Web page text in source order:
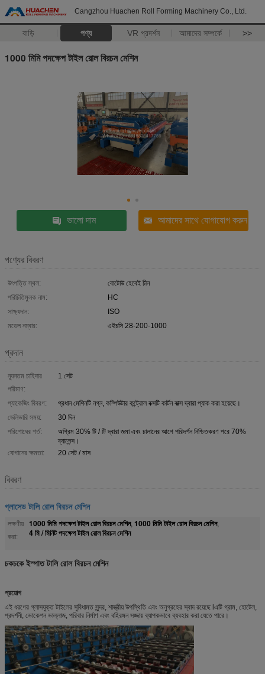
Cangzhou Huachen Roll Forming Machinery Co., Ltd.
বাড়ি পণ্য VR প্রদর্শন আমাদের সম্পর্কে >>
1000 মিমি পদক্ষেপ টাইল রোল বিরচন মেশিন
ভালো দাম আমাদের সাথে যোগাযোগ করুন
পণ্যের বিবরণ
উৎপত্তি স্থল:
বোটোউ হেবেই চীন
পরিচিতিমুলক নাম:
HC
সাক্ষ্যদান:
ISO
মডেল নম্বার:
এইচসি 28-200-1000
প্রদান
ন্যূনতম চাহিদার
পরিমাণ:
1 সেট
প্যাকেজিং বিবরণ:
প্রধান মেশিনটি নগ্ন, কম্পিউটার কন্ট্রোল বক্সটি কার্টন বাক্স দ্বারা প্যাক করা হয়েছে।
ডেলিভারি সময়:
30 দিন
পরিশোধের শর্ত:
অগ্রিম 30% টি / টি দ্বারা জমা এবং চালানের আগে পরিদর্শন নিশ্চিতকরণ পরে 70%
ব্যালেন্স।
যোগানের ক্ষমতা:
20 সেট / মাস
বিবরণ
গ্লাসেড টালি রোল বিরচন মেশিন
লক্ষণীয়
করা:
1000 মিমি পদক্ষেপ টাইল রোল বিরচন মেশিন, 1000 মিমি টাইল রোল বিরচন মেশিন,
4 মি / মিনিট পদক্ষেপ টাইল রোল বিরচন মেশিন
চকচকে ইস্পাত টালি রোল বিরচন মেশিন
প্রয়োগ
এই ধরণের গ্লাসযুক্ত টাইলের সুবিধামত সুন্দর, শাস্ত্রীয় উপস্থিতি এবং অনুগ্রহের স্বাদ রয়েছে lএটি গ্রাম, হোটেল,
প্রদর্শনী, ভোকেশন ভাল্লাজ, পরিবার নির্মাণ এবং বহিরঙ্গন সজ্জায় ব্যাপকভাবে ব্যবহার করা যেতে পারে।